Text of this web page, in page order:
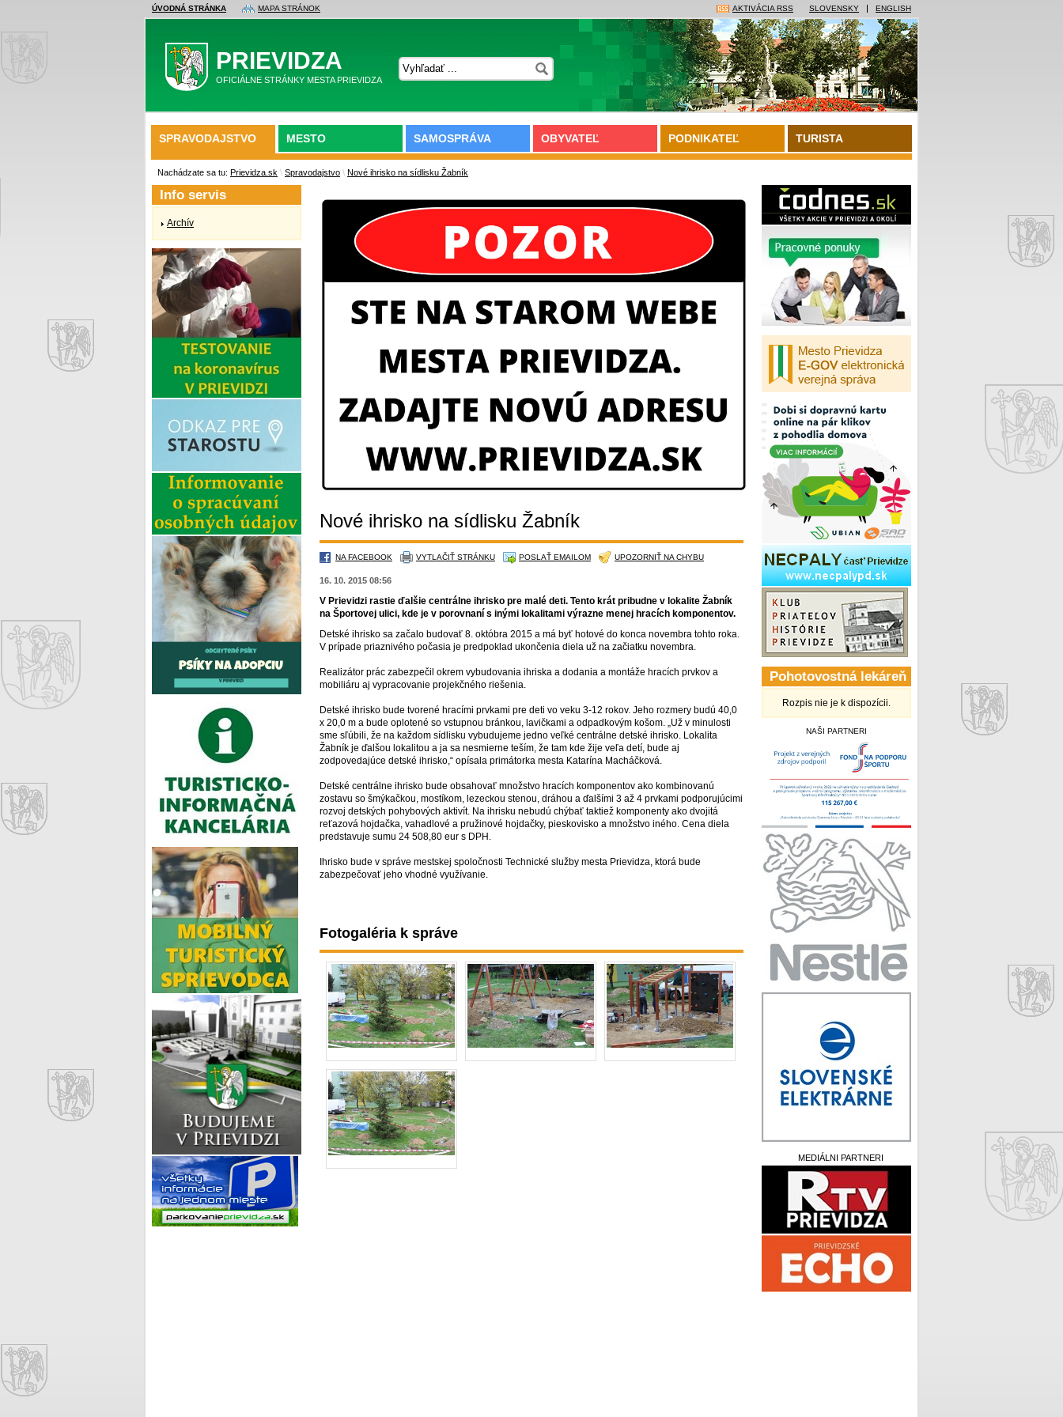
ÚVODNÁ STRÁNKA MAPA STRÁNOK SLOVENSKY ENGLISH
AKTIVÁCIA RSS
PRIEVIDZA
OFICIÁLNE STRÁNKY MESTA PRIEVIDZA
SPRAVODAJSTVO MESTO SAMOSPRÁVA OBYVATEĽ PODNIKATEĽ TURISTA
Nachádzate sa tu: Prievidza.sk \ Spravodajstvo \ Nové ihrisko na sídlisku Žabník
Nové ihrisko na sídlisku Žabník
NA FACEBOOK VYTLAČIŤ STRÁNKU POSLAŤ EMAILOM UPOZORNIŤ NA CHYBU
16. 10. 2015 08:56
V Prievidzi rastie ďalšie centrálne ihrisko pre malé deti. Tento krát pribudne v lokalite Žabník
na Športovej ulici, kde je v porovnaní s inými lokalitami výrazne menej hracích komponentov.
Detské ihrisko sa začalo budovať 8. októbra 2015 a má byť hotové do konca novembra tohto roka.
V prípade priaznivého počasia je predpoklad ukončenia diela už na začiatku novembra.
Realizátor prác zabezpečil okrem vybudovania ihriska a dodania a montáže hracích prvkov a
mobiliáru aj vypracovanie projekčného riešenia.
Detské ihrisko bude tvorené hracími prvkami pre deti vo veku 3-12 rokov. Jeho rozmery budú 40,0
x 20,0 m a bude oplotené so vstupnou bránkou, lavičkami a odpadkovým košom. „Už v minulosti
sme sľúbili, že na každom sídlisku vybudujeme jedno veľké centrálne detské ihrisko. Lokalita
Žabník je ďalšou lokalitou a ja sa nesmierne teším, že tam kde žije veľa detí, bude aj
zodpovedajúce detské ihrisko,“ opísala primátorka mesta Katarína Macháčková.
Detské centrálne ihrisko bude obsahovať množstvo hracích komponentov ako kombinovanú
zostavu so šmýkačkou, mostíkom, lezeckou stenou, dráhou a ďalšími 3 až 4 prvkami podporujúcimi
rozvoj detských pohybových aktivít. Na ihrisku nebudú chýbať taktiež komponenty ako dvojitá
reťazová hojdačka, vahadlové a pružinové hojdačky, pieskovisko a množstvo iného. Cena diela
predstavuje sumu 24 508,80 eur s DPH.
Ihrisko bude v správe mestskej spoločnosti Technické služby mesta Prievidza, ktorá bude
zabezpečovať jeho vhodné využívanie.
Fotogaléria k správe
Info servis
Archív
Pohotovostná lekáreň
Rozpis nie je k dispozícii.
NAŠI PARTNERI
MEDIÁLNI PARTNERI